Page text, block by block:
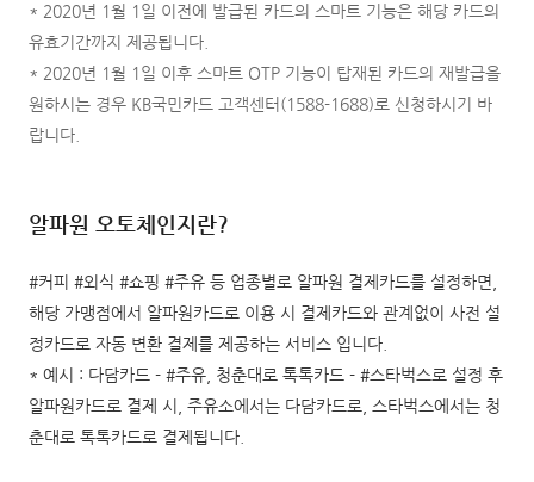
* 2020년 1월 1일 이전에 발급된 카드의 스마트 기능은 해당 카드의
유효기간까지 제공됩니다.
* 2020년 1월 1일 이후 스마트 OTP 기능이 탑재된 카드의 재발급을
원하시는 경우 KB국민카드 고객센터(1588-1688)로 신청하시기 바
랍니다.
알파원 오토체인지란?
#커피 #외식 #쇼핑 #주유 등 업종별로 알파원 결제카드를 설정하면,
해당 가맹점에서 알파원카드로 이용 시 결제카드와 관계없이 사전 설
정카드로 자동 변환 결제를 제공하는 서비스 입니다.
* 예시 : 다담카드 - #주유, 청춘대로 톡톡카드 - #스타벅스로 설정 후
알파원카드로 결제 시, 주유소에서는 다담카드로, 스타벅스에서는 청
춘대로 톡톡카드로 결제됩니다.